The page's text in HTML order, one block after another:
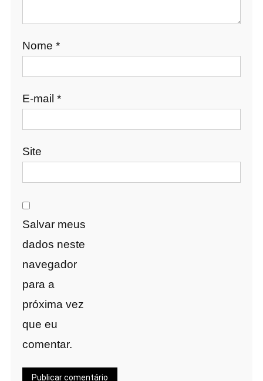
Nome *
E-mail *
Site
Salvar meus
dados neste
navegador
para a
próxima vez
que eu
comentar.